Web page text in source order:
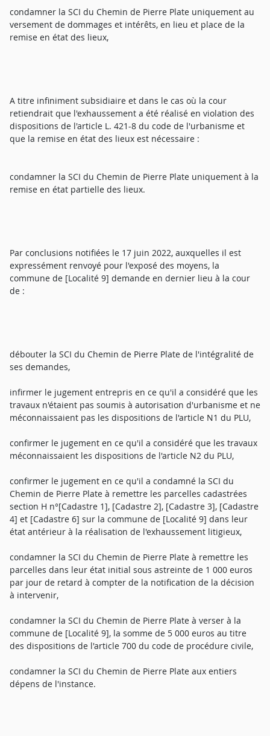
condamner la SCI du Chemin de Pierre Plate uniquement au
versement de dommages et intérêts, en lieu et place de la
remise en état des lieux,
A titre infiniment subsidiaire et dans le cas où la cour
retiendrait que l'exhaussement a été réalisé en violation des
dispositions de l'article L. 421-8 du code de l'urbanisme et
que la remise en état des lieux est nécessaire :
condamner la SCI du Chemin de Pierre Plate uniquement à la
remise en état partielle des lieux.
Par conclusions notifiées le 17 juin 2022, auxquelles il est
expressément renvoyé pour l'exposé des moyens, la
commune de [Localité 9] demande en dernier lieu à la cour
de :
débouter la SCI du Chemin de Pierre Plate de l'intégralité de
ses demandes,
infirmer le jugement entrepris en ce qu'il a considéré que les
travaux n'étaient pas soumis à autorisation d'urbanisme et ne
méconnaissaient pas les dispositions de l'article N1 du PLU,
confirmer le jugement en ce qu'il a considéré que les travaux
méconnaissaient les dispositions de l'article N2 du PLU,
confirmer le jugement en ce qu'il a condamné la SCI du
Chemin de Pierre Plate à remettre les parcelles cadastrées
section H n°[Cadastre 1], [Cadastre 2], [Cadastre 3], [Cadastre
4] et [Cadastre 6] sur la commune de [Localité 9] dans leur
état antérieur à la réalisation de l'exhaussement litigieux,
condamner la SCI du Chemin de Pierre Plate à remettre les
parcelles dans leur état initial sous astreinte de 1 000 euros
par jour de retard à compter de la notification de la décision
à intervenir,
condamner la SCI du Chemin de Pierre Plate à verser à la
commune de [Localité 9], la somme de 5 000 euros au titre
des dispositions de l'article 700 du code de procédure civile,
condamner la SCI du Chemin de Pierre Plate aux entiers
dépens de l'instance.